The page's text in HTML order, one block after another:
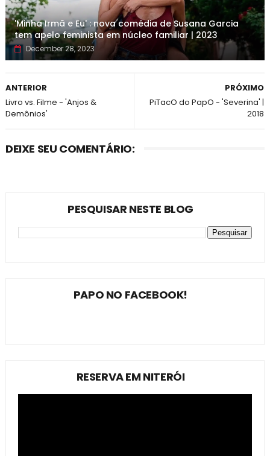
'Minha Irmã e Eu' : nova comédia de Susana Garcia
tem apelo feminista em núcleo familiar | 2023
December 28, 2023
PRÓXIMO
PiTacO do PapO - 'Severina' |
2018
ANTERIOR
Livro vs. Filme - 'Anjos &
Demônios'
DEIXE SEU COMENTÁRIO:
PESQUISAR NESTE BLOG
PAPO NO FACEBOOK!
RESERVA EM NITERÓI